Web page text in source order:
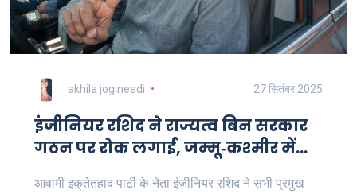
akhila jogineedi 27 सितंबर 2025
इंजीनियर रशिद ने राज्यत्व बिन सरकार
गठन पर रोक लगाई, जम्मू‑कश्मीर में
आवामी इक़़्तेतहाद पार्टी के नेता इंजीनियर रशिद ने सभी प्रमुख